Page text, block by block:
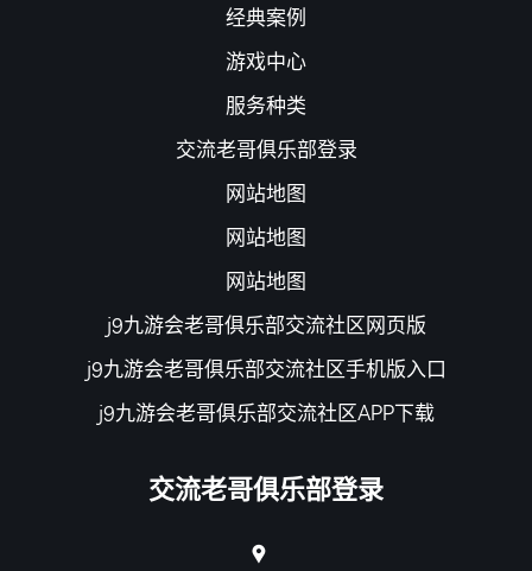
经典案例
游戏中心
服务种类
交流老哥俱乐部登录
网站地图
网站地图
网站地图
j9九游会老哥俱乐部交流社区网页版
j9九游会老哥俱乐部交流社区手机版入口
j9九游会老哥俱乐部交流社区APP下载
交流老哥俱乐部登录